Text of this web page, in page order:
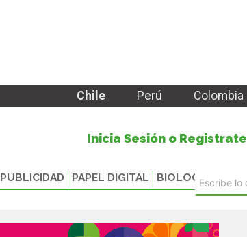
Chile Perú Colombia
Inicia Sesión o Registrate
PUBLICIDAD PAPEL DIGITAL BIOLOGICALS